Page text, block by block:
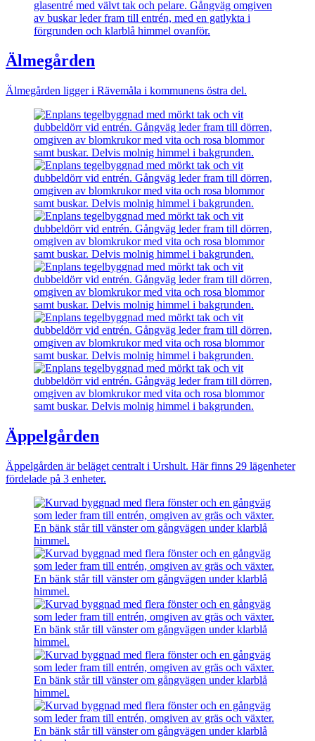
Älmegården
Älmegården ligger i Rävemåla i kommunens östra del.
Äppelgården
Äppelgården är beläget centralt i Urshult. Här finns 29 lägenheter
fördelade på 3 enheter.